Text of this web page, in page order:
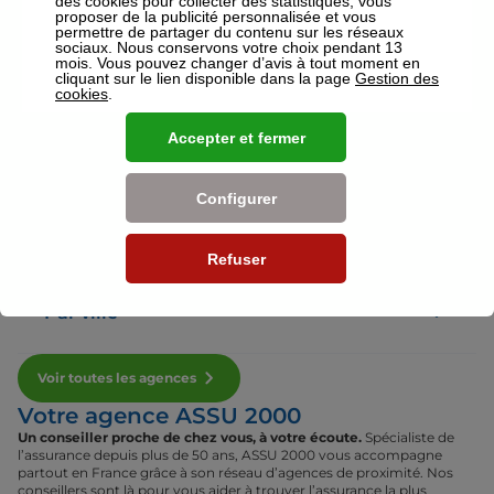
Voir plus
Nos établissements
Par département
Par ville
Voir toutes les agences
Votre agence ASSU 2000
Un conseiller proche de chez vous, à votre écoute. Spécialiste de
l’assurance depuis plus de 50 ans, ASSU 2000 vous accompagne
partout en France grâce à son réseau d’agences de proximité. Nos
conseillers sont là pour vous aider à trouver l’assurance la plus
proposer de la publicité personnalisée et vous
permettre de partager du contenu sur les réseaux
sociaux. Nous conservons votre choix pendant 13
mois. Vous pouvez changer d’avis à tout moment en
cliquant sur le lien disponible dans la page Gestion des
cookies
Refuser
Configurer
Accepter et fermer